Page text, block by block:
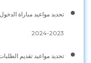
تحديد مواعيد مباراة
2023-2024
تحديد مواعيد تقديم